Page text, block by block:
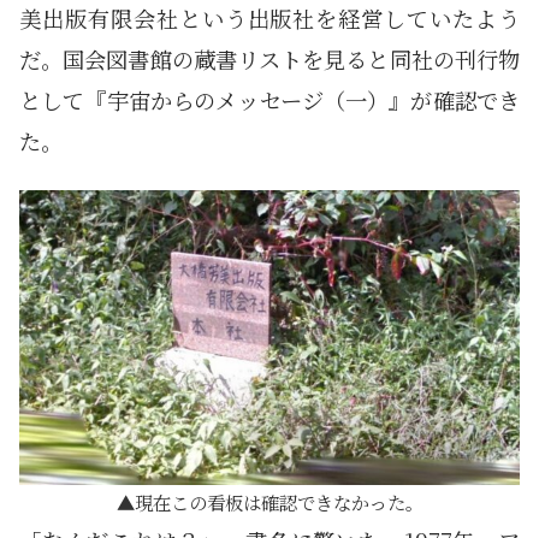
美出版有限会社という出版社を経営していたよう
だ。国会図書館の蔵書リストを見ると同社の刊行物
として『宇宙からのメッセージ（一）』が確認でき
た。
現在この看板は確認できなかった。